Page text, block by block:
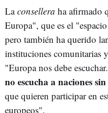
Laconsellera ha afirmado
Europa", que es el
pero también ha querido
instituciones comunitarias
"Europa nos debe escuchar.
no escucha a naciones
que quieren participar en
europeos".